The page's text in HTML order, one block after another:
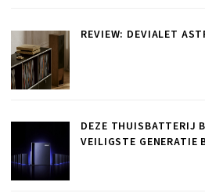
REVIEW: DEVIALET
DEZE THUISBATTERIJ
VEILIGSTE GENERATIE